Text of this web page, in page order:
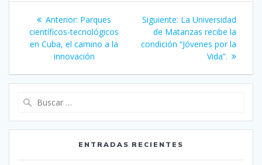
Navegación
de
entradas
Anterior: Entrada
anterior:
Parques
científicos-tecnológicos
en Cuba, el camino a la
innovación
Siguiente: Siguiente
entrada:
La Universidad
de Matanzas recibe la
condición “Jóvenes por la
Vida”.
ENTRADAS RECIENTES